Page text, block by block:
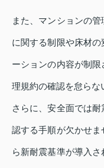
また、マンションの
に関する制限や床材
ーションの内容が制
理規約の確認を怠らな
さらに、安全面では
認する手順が欠かせ
ら新耐震基準が導入